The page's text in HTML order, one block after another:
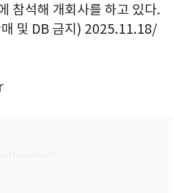
참석해 개회사를 하고 있다.
및 DB 금지) 2025.11.18/